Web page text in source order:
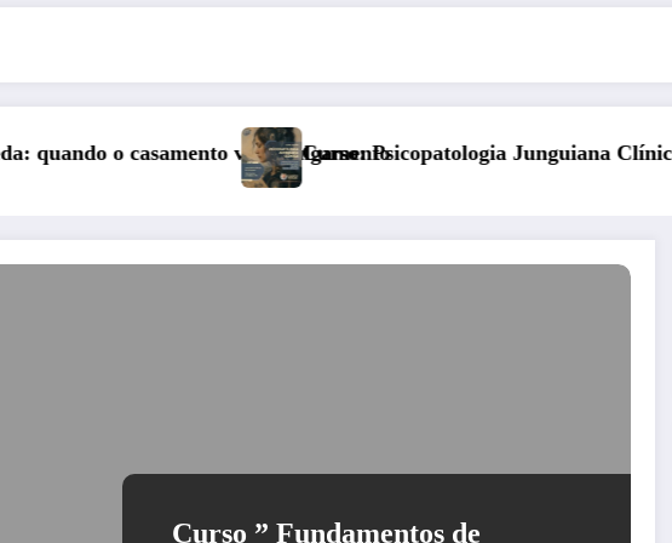
Psicopatologia Junguiana Clínica – Turma 6 Kore, Deméter e
Curso ” Fundamentos de